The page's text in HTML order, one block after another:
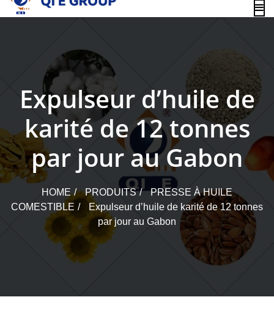
content
Expulseur d’huile de
karité de 12 tonnes
par jour au Gabon
HOME PRODUITS
PRESSE À HUILE
COMESTIBLE
Expulseur d’huile de karité de 12 tonnes
par jour au Gabon